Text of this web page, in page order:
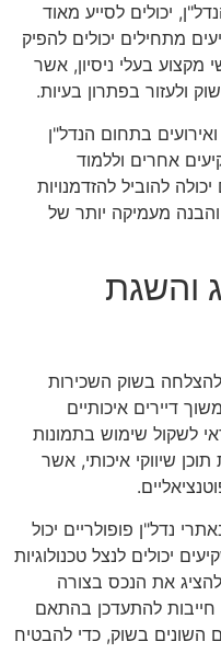
יכולים לסייע מאוד
מתחילים יכולים להפיק
בעלי ניסיון, אשר
ולעזור בפתרון בעיות.
בתחום הנדל"ן
אחרים וללמוד
להוביל להזדמנויות
מעמיקה יותר של
והשגת
להצלחה בשוק השכירות
דיירים איכותיים
לשקול שימוש בתמונות
שיווקי איכותי, אשר
נדל"ן פופולריים יכול
יכולים לנצל טכנולוגיות
להציג את הנכס בצורה
חייבות להתעדכן בהתאם
השונים בשוק, כדי להבטיח